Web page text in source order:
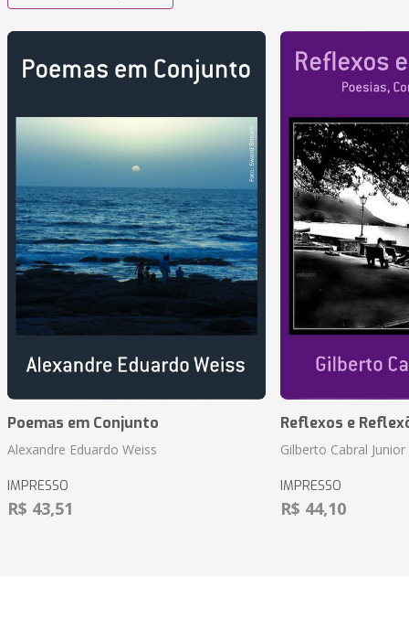
Poemas em Conjunto
Alexandre Eduardo Weiss
IMPRESSO
R$ 43,51
Reflexos e
Gilberto Cabral Junior
IMPRESSO
R$ 44,10